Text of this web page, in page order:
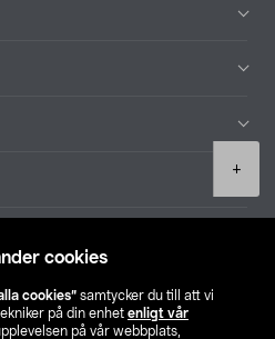
cookies
cookies” samtycker du till att vi
på din enhet enligt vår
på vår webbplats,
+
Hitta butik